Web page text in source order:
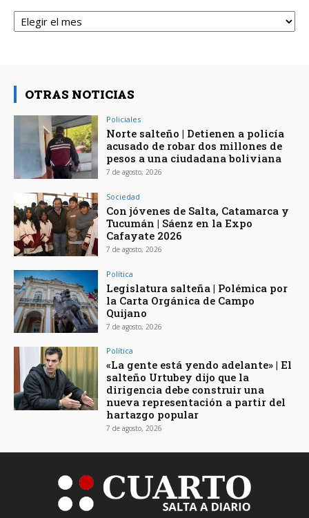
Archivos
OTRAS NOTICIAS
Policiales
Norte salteño | Detienen a policía
acusado de robar dos millones de
pesos a una ciudadana boliviana
7 de agosto, 2026
Sociedad
Con jóvenes de Salta, Catamarca y
Tucumán | Sáenz en la Expo
Cafayate 2026
7 de agosto, 2026
Política
Legislatura salteña | Polémica por
la Carta Orgánica de Campo
Quijano
7 de agosto, 2026
Política
«La gente está yendo adelante» | El
salteño Urtubey dijo que la
dirigencia debe construir una
nueva representación a partir del
hartazgo popular
7 de agosto, 2026